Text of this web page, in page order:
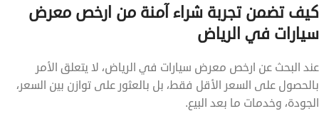
كيف تضمن تجربة شراء آمنة من ارخص معرض
سيارات في الرياض
عند البحث عن ارخص معرض سيارات في الرياض، لا يتعلق الأمر
بالحصول على السعر الأقل فقط، بل بالعثور على توازن بين السعر،
الجودة، وخدمات ما بعد البيع.